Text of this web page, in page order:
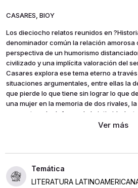
CASARES, BIOY
Los dieciocho relatos reunidos en
denominador común la relación amorosa
perspectiva de un humorismo
civilizado y una implícita valoración del
Casares explora ese tema eterno a
situaciones argumentales, entre ellas la
que pierde lo que tiene sin lograr lo que
una mujer en la memoria de dos rivales,
encuentros, la defensa de la intimidad a
frase que arruina una situación largo
LITERATURA